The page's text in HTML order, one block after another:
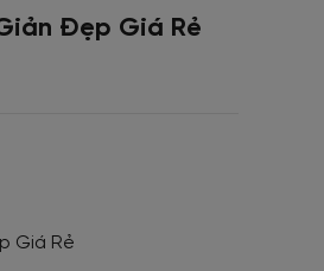
Đẹp Giá Rẻ
Giá Rẻ